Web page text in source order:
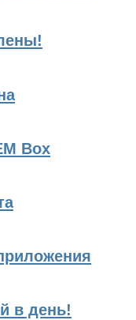
Box
в день!